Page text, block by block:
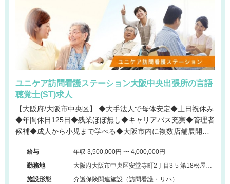
ユニケア訪問看護ステーション大阪中央出張所の言語
聴覚士(ST)求人
【大阪府/大阪市中央区】 ◆大手法人で母体安定◆土日祝休み
◆年間休日125日◆残業ほぼ無し◆キャリアパス充実◆管理者
候補◆成人から小児まで学べる◆大阪市内に複数店舗展開中
休実績もあり◆子育て世代スタッフの復帰率も高い@大阪市
給与
年収 3,500,000円 〜 4,000,000円
勤務地
大阪府大阪市中央区安堂寺町2丁目3-5 第18松屋ビ
ル10階
施設形態
介護保険関連施設（訪問看護・リハ）